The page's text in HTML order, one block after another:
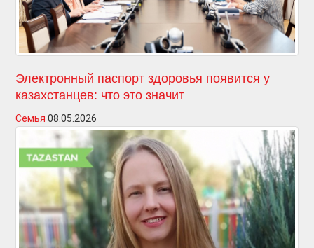
Электронный паспорт здоровья появится у
казахстанцев: что это значит
Семья 08.05.2026